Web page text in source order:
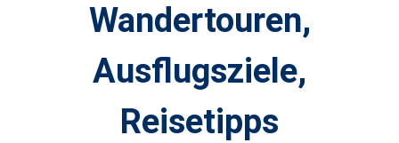
Wandertouren,
Ausflugsziele,
Reisetipps